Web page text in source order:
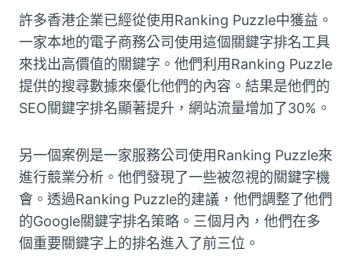
許多香港企業已經從使用Ranking Puzzle中獲益。
一家本地的電子商務公司使用這個關鍵字排名工具
來找出高價值的關鍵字。他們利用Ranking Puzzle
提供的搜尋數據來優化他們的內容。結果是他們的
SEO關鍵字排名顯著提升，網站流量增加了30%。
另一個案例是一家服務公司使用Ranking Puzzle來
進行競業分析。他們發現了一些被忽視的關鍵字機
會。透過Ranking Puzzle的建議，他們調整了他們
的Google關鍵字排名策略。三個月內，他們在多
個重要關鍵字上的排名進入了前三位。